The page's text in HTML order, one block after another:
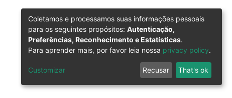
Coletamos e processamos suas informações pessoais
para os seguintes propósitos: Autenticação,
Preferências, Reconhecimento e Estatísticas.
Para aprender mais, por favor leia nossa privacy policy.
Customizar Recusar That's ok